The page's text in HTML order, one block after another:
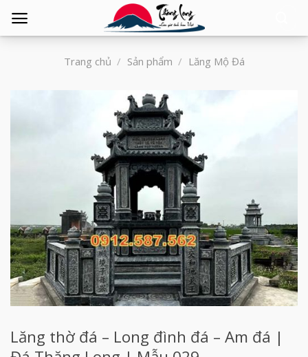
Trang chủ / Sản phẩm / Lăng Mộ Đá
Lăng thờ đá – Long đình đá – Am đá |